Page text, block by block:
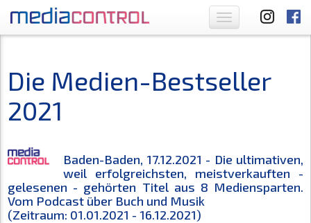
Toggle
navigation
Die Medien-Bestseller
2021
Baden-Baden, 17.12.2021 - Die ultimativen,
weil erfolgreichsten, meistverkauften -
gelesenen - gehörten Titel aus 8 Mediensparten.
Vom Podcast über Buch und Musik
(Zeitraum: 01.01.2021 - 16.12.2021)